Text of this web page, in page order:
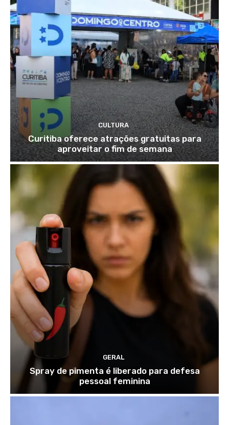
CULTURA
Curitiba oferece atrações gratuitas para
aproveitar o fim de semana
GERAL
Spray de pimenta é liberado para defesa
pessoal feminina